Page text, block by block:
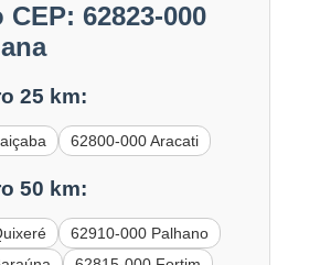
62823-000
25 km:
62800-000 Aracati
50 km:
62910-000 Palhano